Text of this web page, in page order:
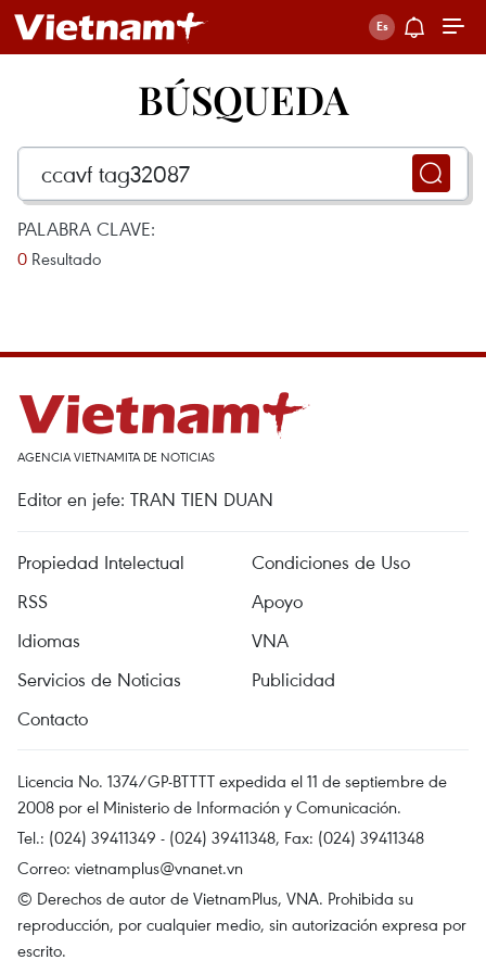
BÚSQUEDA
PALABRA CLAVE:
0 Resultado
AGENCIA VIETNAMITA DE NOTICIAS
Editor en jefe: TRAN TIEN DUAN
Propiedad Intelectual
Condiciones de Uso
RSS
Apoyo
Idiomas
VNA
Servicios de Noticias
Publicidad
Contacto
Licencia No. 1374/GP-BTTTT expedida el 11 de septiembre de
2008 por el Ministerio de Información y Comunicación.
Tel.: (024) 39411349 - (024) 39411348, Fax: (024) 39411348
Correo: vietnamplus@vnanet.vn
© Derechos de autor de VietnamPlus, VNA. Prohibida su
reproducción, por cualquier medio, sin autorización expresa por
escrito.